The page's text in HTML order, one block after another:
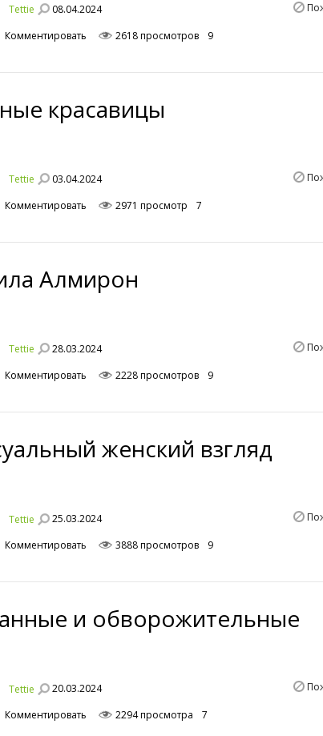
Tettie 08.04.2024
Комментировать 2618 просмотров 9
красавицы
Tettie 03.04.2024
Комментировать 2971 просмотр 7
Алмирон
Tettie 28.03.2024
Комментировать 2228 просмотров 9
женский взгляд
Tettie 25.03.2024
Комментировать 3888 просмотров 9
и обворожительные
Tettie 20.03.2024
Комментировать 2294 просмотра 7